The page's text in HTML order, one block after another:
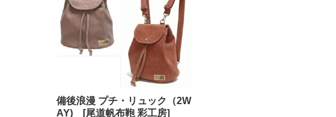
備後浪漫 プチ・リュック（2W
AY) [尾道帆布鞄 彩工房]